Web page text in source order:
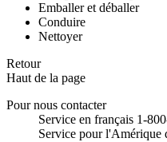
Emballer et déballer
Conduire
Nettoyer
Retour
Haut de la page
Pour nous contacter
Service en français 1-
Service pour